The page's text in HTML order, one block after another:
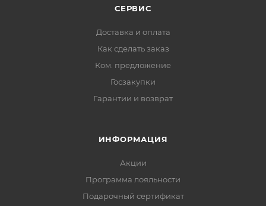
СЕРВИС
Доставка и оплата
Как сделать заказ
Ком. предложение
Госзакупки
Гарантии и возврат
ИНФОРМАЦИЯ
Акции
Программа лояльности
Подарочный сертификат